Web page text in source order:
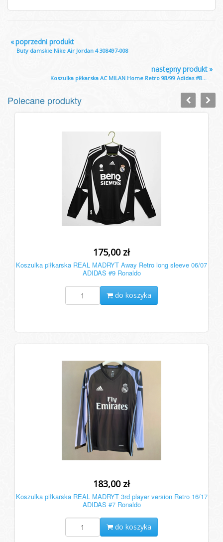
«poprzedni produkt
Buty damskie Nike Air Jordan 4 308497-008
»
następny produkt
Koszulka piłkarska AC MILAN Home Retro 98/99 Adidas #8...
Polecane produkty
175,00 zł
Koszulka piłkarska REAL MADRYT Away Retro long sleeve 06/07
ADIDAS #9 Ronaldo
do koszyka
183,00 zł
Koszulka piłkarska REAL MADRYT 3rd player version Retro 16/17
ADIDAS #7 Ronaldo
do koszyka